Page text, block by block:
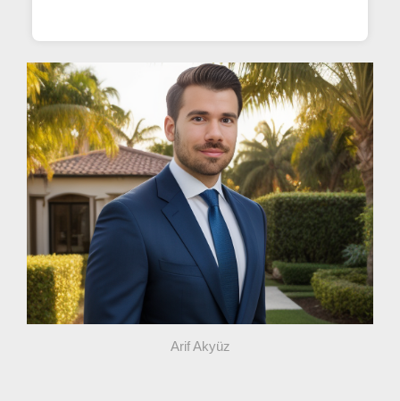
Arif Akyüz